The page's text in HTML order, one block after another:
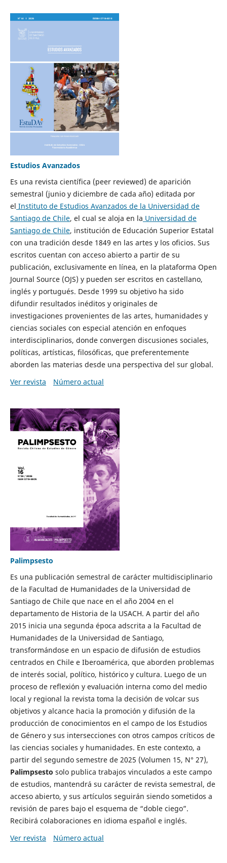
Estudios Avanzados
Es una revista científica (peer reviewed) de aparición
semestral (junio y diciembre de cada año) editada por
el Instituto de Estudios Avanzados de la Universidad de
Santiago de Chile, el cual se aloja en la Universidad de
Santiago de Chile, institución de Educación Superior Estatal
con una tradición desde 1849 en las artes y los oficios. Sus
escritos cuentan con acceso abierto a partir de su
publicación, exclusivamente en línea, en la plataforma Open
Journal Source (OJS) y pueden ser escritos en castellano,
inglés y portugués. Desde 1999 su objetivo ha sido
difundir resultados inéditos y originales de
investigaciones provenientes de las artes, humanidades y
ciencias sociales con especial atención en enfoques
interdisciplinarios, donde convergen discusiones sociales,
políticas, artísticas, filosóficas, que preferentemente
aborden las materias desde una perspectiva del sur global.
Ver revista
Número actual
Palimpsesto
Es una publicación semestral de carácter multidisciplinario
de la Facultad de Humanidades de la Universidad de
Santiago de Chile que nace en el año 2004 en el
departamento de Historia de la USACH. A partir del año
2015 inicia una segunda época adscrita a la Facultad de
Humanidades de la Universidad de Santiago,
transformándose en un espacio de difusión de estudios
centrados en Chile e Iberoamérica, que aborden problemas
de interés social, político, histórico y cultura. Luego de un
proceso de reflexión y evaluación interna como del medio
local y regional la revista toma la decisión de volcar sus
objetivos y alcance hacia la promoción y difusión de la
producción de conocimientos en el campo de los Estudios
de Género y sus intersecciones con otros campos críticos de
las ciencias sociales y humanidades. En este contexto, a
partir del segundo semestre de 2025 (Volumen 15, N° 27),
Palimpsesto solo publica trabajos vinculados a este campo
de estudios, mantendrá su carácter de revista semestral, de
acceso abierto, y sus artículos seguirán siendo sometidos a
revisión de pares bajo el esquema de “doble ciego”.
Recibirá colaboraciones en idioma español e inglés.
Ver revista
Número actual